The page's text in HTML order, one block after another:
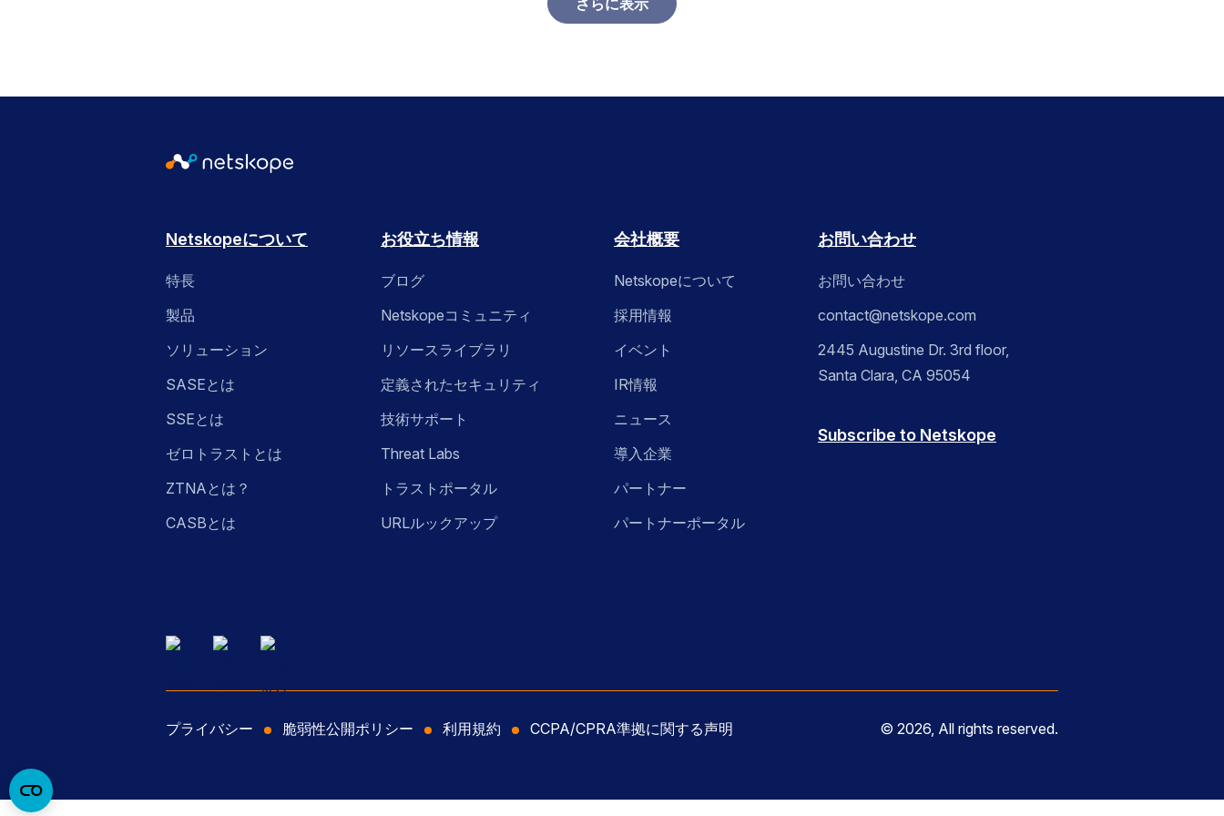
さらに表示
Netskopeについて
特長
製品
ソリューション
SASEとは
SSEとは
ゼロトラストとは
ZTNAとは？
CASBとは
お役立ち情報
ブログ
Netskopeコミュニティ
リソースライブラリ
定義されたセキュリティ
技術サポート
Threat Labs
トラストポータル
URLルックアップ
会社概要
Netskopeについて
採用情報
イベント
IR情報
ニュース
導入企業
パートナー
パートナーポータル
お問い合わせ
お問い合わせ
contact@netskope.com
2445 Augustine Dr. 3rd floor,
Santa Clara, CA 95054
Subscribe to Netskope
プライバシー 脆弱性公開ポリシー 利用規約 CCPA/CPRA準拠に関する声明 © 2026, All rights reserved.